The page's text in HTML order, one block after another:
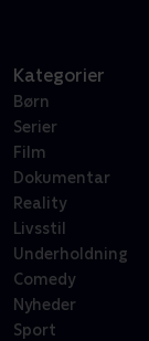
Kategorier
Børn
Serier
Film
Dokumentar
Reality
Livsstil
Underholdning
Comedy
Nyheder
Sport